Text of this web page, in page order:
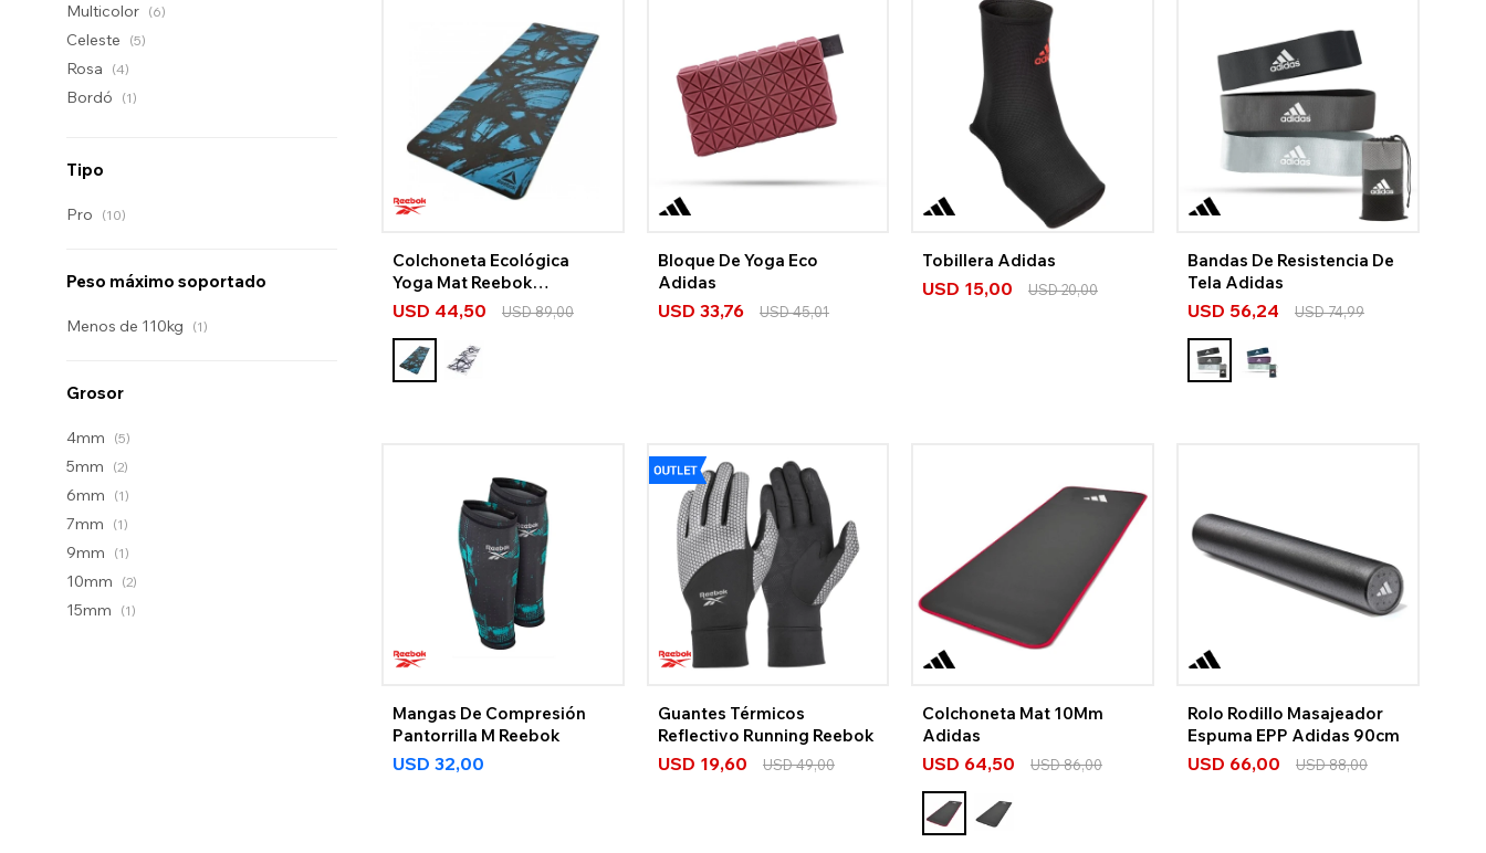
Colchoneta Ecológica
Yoga Mat Reebok
Camuflada
USD 44,50 USD89,00
Bloque De Yoga Eco
Adidas
USD 33,76 USD45,01
Tobillera Adidas
USD 15,00 USD20,00
Bandas De Resistencia De
Tela Adidas
USD 56,24 USD74,99
Mangas De Compresión
Pantorrilla M Reebok
USD 32,00
Guantes Térmicos
Reflectivo Running Reebok
USD 19,60 USD49,00
Colchoneta Mat 10Mm
Adidas
USD 64,50 USD86,00
Rolo Rodillo Masajeador
Espuma EPP Adidas 90cm
USD 66,00 USD88,00
Multicolor (6)
Celeste (5)
Rosa (4)
Bordó (1)
Tipo
Pro (10)
Peso máximo soportado
Menos de 110kg (1)
Grosor
4mm (5)
5mm (2)
6mm (1)
7mm (1)
9mm (1)
10mm (2)
15mm (1)